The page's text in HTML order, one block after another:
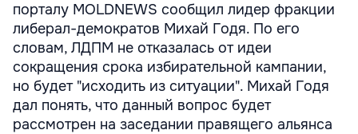
порталу MOLDNEWS сообщил лидер фракции
либерал-демократов Михай Годя. По его
словам, ЛДПМ не отказалась от идеи
сокращения срока избирательной кампании,
но будет "исходить из ситуации". Михай Годя
дал понять, что данный вопрос будет
рассмотрен на заседании правящего альянса